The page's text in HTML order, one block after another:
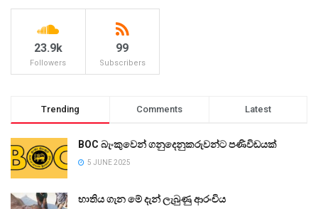
23.9k
Followers
99
Subscribers
Trending Comments Latest
BOC බැංකුවෙන් ගනුදෙනුකරුවන්ට පණිවිඩයක්
5 JUNE 2025
භාතිය ගැන මේ දැන් ලැබුණු ආරංචිය